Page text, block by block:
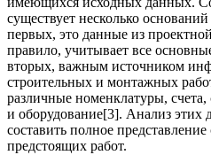
существует несколько
первых, это данные из
правило, учитывает все
вторых, важным источником
строительных и монтажных
различные номенклатуры,
и оборудование[3]. Анализ этих
составить полное
предстоящих работ.